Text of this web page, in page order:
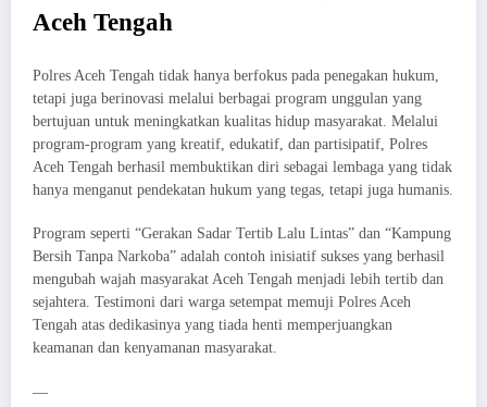
Aceh Tengah
Polres Aceh Tengah tidak hanya berfokus pada penegakan hukum,
tetapi juga berinovasi melalui berbagai program unggulan yang
bertujuan untuk meningkatkan kualitas hidup masyarakat. Melalui
program-program yang kreatif, edukatif, dan partisipatif, Polres
Aceh Tengah berhasil membuktikan diri sebagai lembaga yang tidak
hanya menganut pendekatan hukum yang tegas, tetapi juga humanis.
Program seperti “Gerakan Sadar Tertib Lalu Lintas” dan “Kampung
Bersih Tanpa Narkoba” adalah contoh inisiatif sukses yang berhasil
mengubah wajah masyarakat Aceh Tengah menjadi lebih tertib dan
sejahtera. Testimoni dari warga setempat memuji Polres Aceh
Tengah atas dedikasinya yang tiada henti memperjuangkan
keamanan dan kenyamanan masyarakat.
—